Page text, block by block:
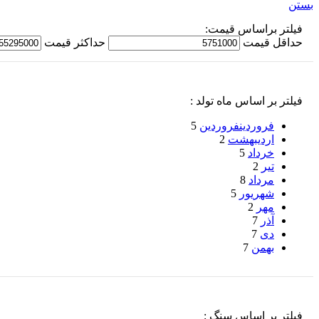
بستن
فیلتر براساس قیمت:
حداقل قیمت
حداكثر قيمت
فیلتر بر اساس ماه تولد :
فروردینفروردین 5
اردیبهشت 2
خرداد 5
تیر 2
مرداد 8
شهریور 5
مهر 2
آذر 7
دی 7
بهمن 7
فیلتر بر اساس سنگ :